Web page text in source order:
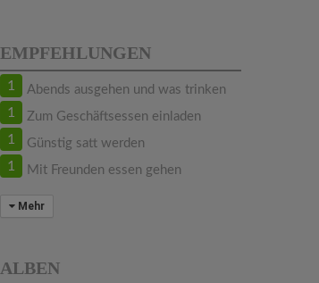
EMPFEHLUNGEN
1 Abends ausgehen und was trinken
1 Zum Geschäftsessen einladen
1 Günstig satt werden
1 Mit Freunden essen gehen
Mehr
ALBEN